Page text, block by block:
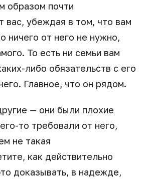
образом почти
вас, убеждая в том, что вам
ничего от него не нужно,
То есть ни семьи вам
либо обязательств с его
Главное, что он рядом.
— они были плохие
то требовали от него,
не такая
как действительно
доказывать, в надежде,